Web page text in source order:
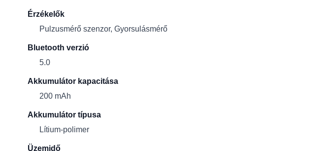
Érzékelők
Pulzusmérő szenzor, Gyorsulásmérő
Bluetooth verzió
5.0
Akkumulátor kapacitása
200 mAh
Akkumulátor típusa
Lítium-polimer
Üzemidő